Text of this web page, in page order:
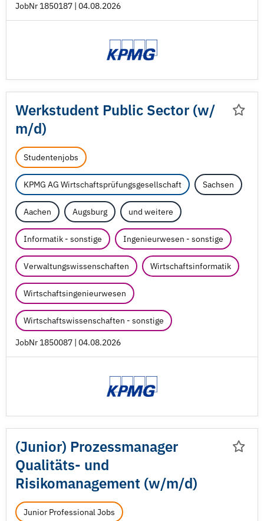
JobNr 1850187 | 04.08.2026
Werkstudent Public Sector (w/
m/d)
Studentenjobs
KPMG AG Wirtschaftsprüfungsgesellschaft Sachsen
Aachen Augsburg und weitere
Informatik - sonstige Ingenieurwesen - sonstige
Verwaltungswissenschaften Wirtschaftsinformatik
Wirtschaftsingenieurwesen
Wirtschaftswissenschaften - sonstige
JobNr 1850087 | 04.08.2026
(Junior) Prozessmanager
Qualitäts- und
Risikomanagement (w/m/d)
Junior Professional Jobs